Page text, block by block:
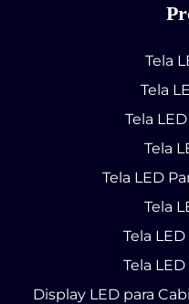
Tela
Tela
Tela
Tela
Tela LED
Tela
Tela
Tela
Display LED para